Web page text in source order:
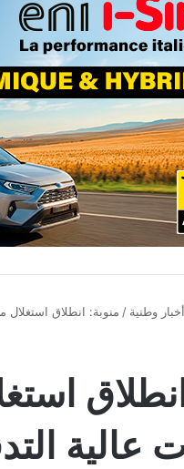
أخبار وطنية / منوبة: انطلاق استغلال
عالية